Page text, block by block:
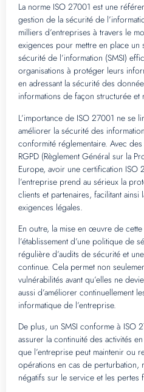
La norme ISO 27001 est une
gestion de la sécurité de
milliers d’entreprises à travers le
exigences pour mettre en place un
sécurité de l’information (SMSI)
organisations à protéger leurs
en adressant la sécurité des
informations de façon structurée et
L’importance de ISO 27001 ne se
améliorer la sécurité des
conformité réglementaire. Avec
RGPD (Règlement Général sur la
Europe, avoir une certification ISO
l’entreprise prend au sérieux la
clients et partenaires, facilitant
exigences légales.
En outre, la mise en œuvre de
l’établissement d’une politique de
régulière d’audits de sécurité et
continue. Cela permet non
vulnérabilités avant qu’elles ne
aussi d’améliorer continuellement
informatique de l’entreprise.
De plus, un SMSI conforme à ISO
assurer la continuité des activités
que l’entreprise peut maintenir ou
opérations en cas de perturbation,
négatifs sur le service et les pertes